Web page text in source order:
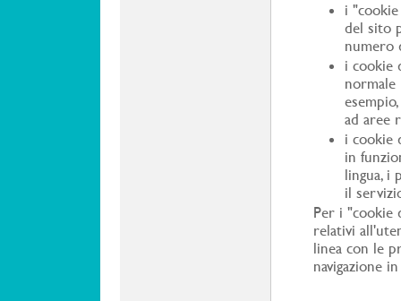
i
del sito
numero
i cookie
normale
ad aree
i cookie
in
lingua, i
il
Per i "cookie
relativi
linea con le
navigazione